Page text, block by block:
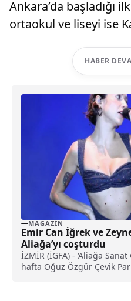
Ankara’da başladığı
ortaokul ve liseyi ise
HABER
MAGAZIN
Emir Can İğrek ve
Aliağa’yı coşturdu
İZMİR (İGFA) - ‘Aliağa
hafta Oğuz Özgür Çevik